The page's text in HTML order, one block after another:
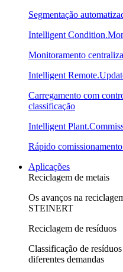
Segmentação
Intelligent
Monitoramento
Intelligent
Carregamento com
classificação
Intelligent
Rápido
Aplicações
Reciclagem de metais
Os avanços na
STEINERT
Reciclagem de resíduos
Classificação de
diferentes demandas